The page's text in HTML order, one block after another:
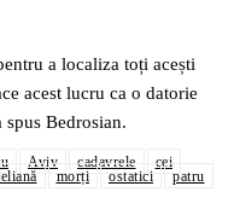
a localiza toți acești
acest lucru ca o datorie
spus Bedrosian.
Aviv cadavrele
cei
morți ostatici
patru